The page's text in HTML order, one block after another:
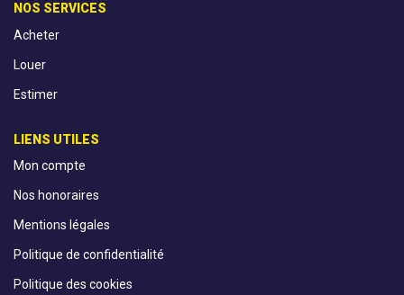
NOS SERVICES
Acheter
Louer
Estimer
LIENS UTILES
Mon compte
Nos honoraires
Mentions légales
Politique de confidentialité
Politique des cookies